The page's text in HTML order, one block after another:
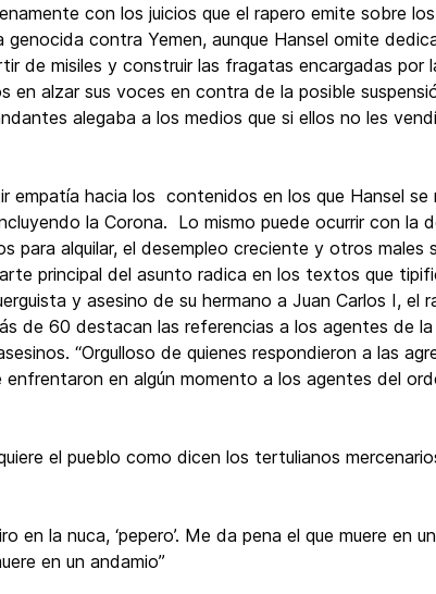
con los juicios que el rapero emite sobre
genocida contra Yemen, aunque Hansel omite
de misiles y construir las fragatas encargadas por
en alzar sus voces en contra de la posible
alegaba a los medios que si ellos no les
empatía hacia los contenidos en los que Hansel
la Corona. Lo mismo puede ocurrir con la
para alquilar, el desempleo creciente y otros
principal del asunto radica en los textos que
y asesino de su hermano a Juan Carlos I,
de 60 destacan las referencias a los agentes de
“Orgulloso de quienes respondieron a las
enfrentaron en algún momento a los agentes del
el pueblo como dicen los tertulianos
en la nuca, ‘pepero’. Me da pena el que muere en
en un andamio”